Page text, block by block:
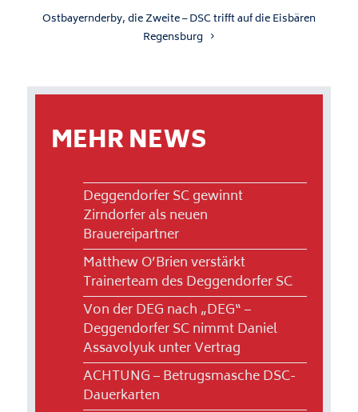
Ostbayernderby, die Zweite – DSC trifft auf die Eisbären
Regensburg
MEHR NEWS
Deggendorfer SC gewinnt
Zirndorfer als neuen
Brauereipartner
Matthew O’Brien verstärkt
Trainerteam des Deggendorfer SC
Von der DEG nach „DEG“ –
Deggendorfer SC nimmt Daniel
Assavolyuk unter Vertrag
ACHTUNG – Betrugsmasche DSC-
Dauerkarten